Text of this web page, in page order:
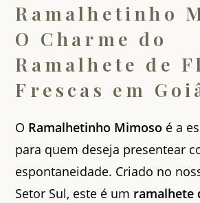
Ramalhetinho
O Charme do
Ramalhete de
Frescas em
O Ramalhetinho Mimoso é a
para quem deseja presentear
espontaneidade. Criado no
Setor Sul, este é um ramalhete